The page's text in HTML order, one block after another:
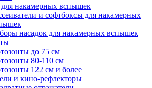
накамерных вспышек
и софтбоксы для накамерных
насадок для накамерных вспышек
до 75 см
80-110 см
122 см и более
и кино-рефлекторы